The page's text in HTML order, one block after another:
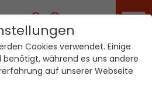
Karriere
Unsere
Cookies verwendet. Einige
während es uns andere
auf unserer Webseite